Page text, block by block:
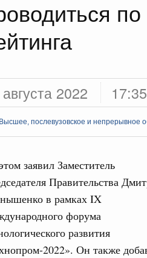
по
2022 17:35
Высшее, послевузовское и непрерывное
заявил Заместитель
Правительства
в рамках IX
форума
развития
2022». Он также
Культура
Государство
программы
8 августа, суббота
политика в сфере